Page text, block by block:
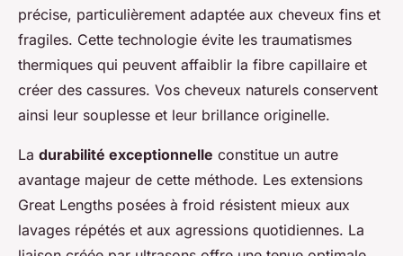
précise, particulièrement adaptée aux cheveux fins et
fragiles. Cette technologie évite les traumatismes
thermiques qui peuvent affaiblir la fibre capillaire et
créer des cassures. Vos cheveux naturels conservent
ainsi leur souplesse et leur brillance originelle.
La durabilité exceptionnelle constitue un autre
avantage majeur de cette méthode. Les extensions
Great Lengths posées à froid résistent mieux aux
lavages répétés et aux agressions quotidiennes. La